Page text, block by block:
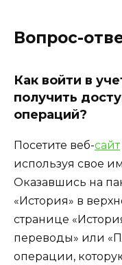
Вопрос-
Как войти в
получить
операций?
Посетите веб-сайт
используя свое
Оказавшись на
«История» в
странице
переводы» или
операции,